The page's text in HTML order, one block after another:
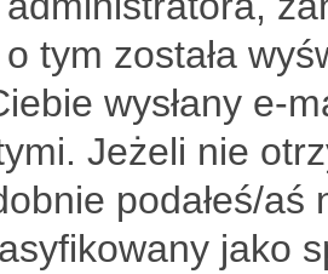
tym została
wysłany e-
Jeżeli nie
podałeś/aś
jako